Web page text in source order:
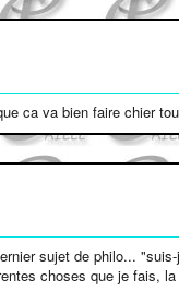
ca va bien faire chier
sujet de philo...
choses que je fais,